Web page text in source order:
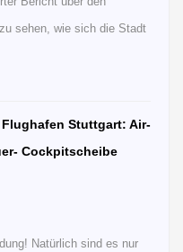
sehen, wie sich die Stadt
Flughafen Stuttgart: Air-
Cockpitscheibe
Natürlich sind es nur